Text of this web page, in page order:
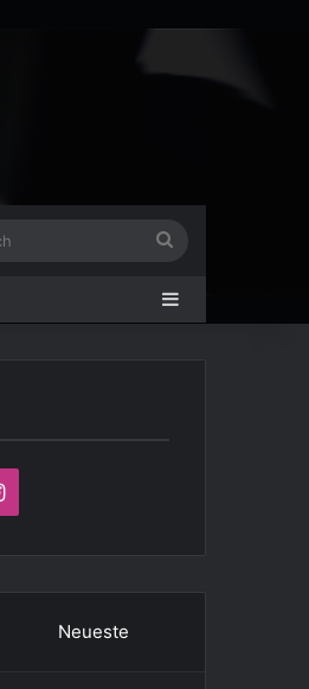
Sidebar
Instagram
Neueste